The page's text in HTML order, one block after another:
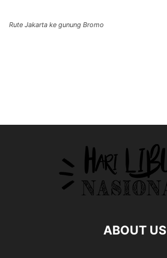
Rute Jakarta ke gunung Bromo
ABOUT US